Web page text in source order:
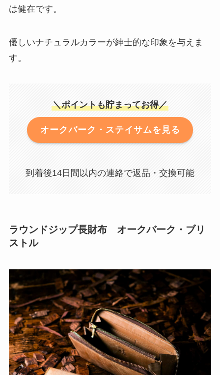
は健在です。
優しいナチュラルカラーが紳士的な印象を与えま
す。
＼ポイントも貯まってお得／
オークバーク・ステイサムを見る
到着後14日間以内の連絡で返品・交換可能
ラウンドジップ長財布 オークバーク・ブリ
ストル